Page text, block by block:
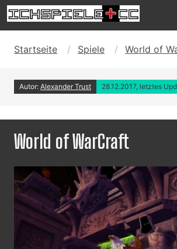
Startseite Spiele World of
Autor: Alexander Trust 28.12.2017, letztes
World of WarCraft